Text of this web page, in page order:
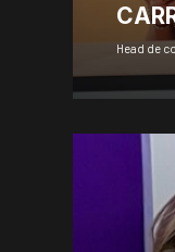
Head de